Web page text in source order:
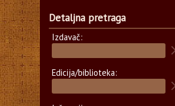
Detaljna pretraga
Izdavač:
Edicija/biblioteka: